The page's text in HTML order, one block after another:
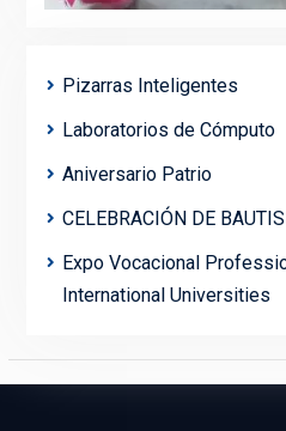
Pizarras Inteligentes
Laboratorios de Cómputo
Aniversario Patrio
CELEBRACIÓN DE
Expo Vocacional
International Universities